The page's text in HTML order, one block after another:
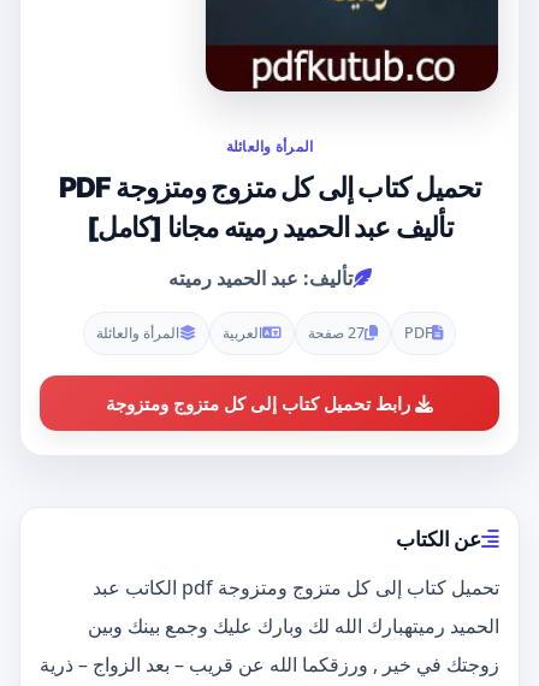
المرأة والعائلة
تحميل كتاب إلى كل متزوج ومتزوجة PDF
تأليف عبد الحميد رميته مجانا [كامل]
تأليف: عبد الحميد رميته
PDF 27 صفحة العربية المرأة والعائلة
رابط تحميل كتاب إلى كل متزوج ومتزوجة
عن الكتاب
تحميل كتاب إلى كل متزوج ومتزوجة pdf الكاتب عبد
الحميد رميتهبارك الله لك وبارك عليك وجمع بينك وبين
زوجتك في خير , ورزقكما الله عن قريب – بعد الزواج – ذرية